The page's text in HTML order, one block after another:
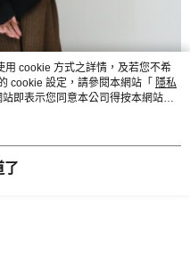
cookie 方式之詳情，及若您不希
cookie 設定，請參閱本網站「 隱私
即表示您同意本公司得按本網站使
了